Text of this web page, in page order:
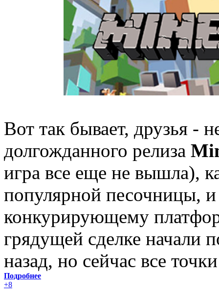
Вот так бывает, друзья -
долгожданного релиза
игра все еще не вышла),
популярной песочницы,
конкурирующему
грядущей сделке начали
назад, но сейчас все
Подробнее
+8